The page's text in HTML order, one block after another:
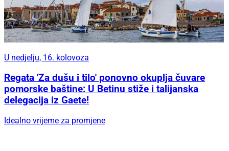
U nedjelju, 16. kolovoza
Regata 'Za dušu i tilo' ponovno okuplja čuvare
pomorske baštine: U Betinu stiže i talijanska
delegacija iz Gaete!
Idealno vrijeme za promjene